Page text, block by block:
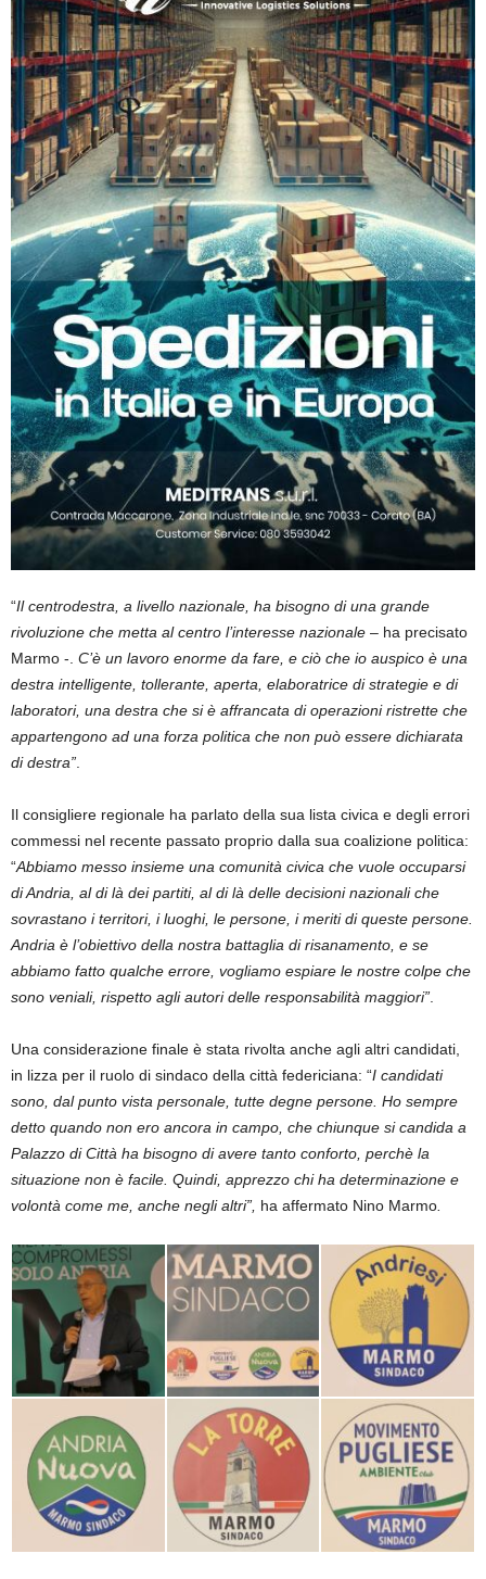
“Il centrodestra, a livello nazionale, ha bisogno di una grande
rivoluzione che metta al centro l’interesse nazionale – ha precisato
Marmo -. C’è un lavoro enorme da fare, e ciò che io auspico è una
destra intelligente, tollerante, aperta, elaboratrice di strategie e di
laboratori, una destra che si è affrancata di operazioni ristrette che
appartengono ad una forza politica che non può essere dichiarata
di destra”
Il consigliere regionale ha parlato della sua lista civica e degli errori
commessi nel recente passato proprio dalla sua coalizione politica:
“Abbiamo messo insieme una comunità civica che vuole occuparsi
di Andria, al di là dei partiti, al di là delle decisioni nazionali che
sovrastano i territori, i luoghi, le persone, i meriti di queste persone.
Andria è l’obiettivo della nostra battaglia di risanamento, e se
abbiamo fatto qualche errore, vogliamo espiare le nostre colpe che
sono veniali, rispetto agli autori delle responsabilità maggiori”
Una considerazione finale è stata rivolta anche agli altri candidati,
in lizza per il ruolo di sindaco della città federiciana: “I candidati
sono, dal punto vista personale, tutte degne persone. Ho sempre
detto quando non ero ancora in campo, che chiunque si candida a
Palazzo di Città ha bisogno di avere tanto conforto, perchè la
situazione non è facile. Quindi, apprezzo chi ha determinazione e
volontà come me, anche negli altri”, ha affermato Nino Marmo